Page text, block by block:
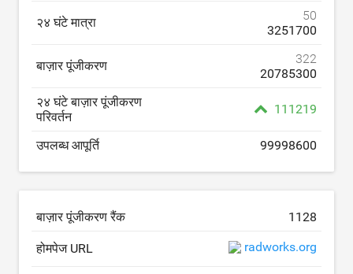
२४ घंटे मात्रा
50
3251700
बाज़ार पूंजीकरण
322
20785300
२४ घंटे बाज़ार पूंजीकरण
परिवर्तन
111219
उपलब्ध आपूर्ति 99998600
बाज़ार पूंजीकरण रैंक 1128
होमपेज URL radworks.org